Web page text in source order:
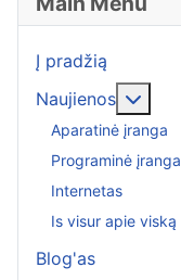
Į pradžią
Naujienos
Aparatinė įranga
Programinė įranga
Internetas
Is visur apie viską
Blog'as